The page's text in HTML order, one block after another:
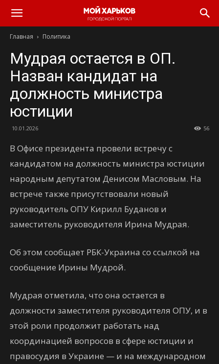
Главная Политика
Мудрая остается в ОП.
Назван кандидат на
должность министра
юстиции
10.01.2026 56
В Офисе президента провели встречу с
кандидатом на должность министра юстиции
народным депутатом Денисом Масловым. На
встрече также присутствовали новый
руководитель ОПУ Кирилл Буданов и
заместитель руководителя Ирина Мудрая.
Об этом сообщает РБК-Украина со ссылкой на
сообщение Ирины Мудрой.
Мудрая отметила, что она остается в
должности заместителя руководителя ОПУ, и в
этой роли продолжит работать над
координацией вопросов в сфере юстиции и
правосудия в Украине — и на международном